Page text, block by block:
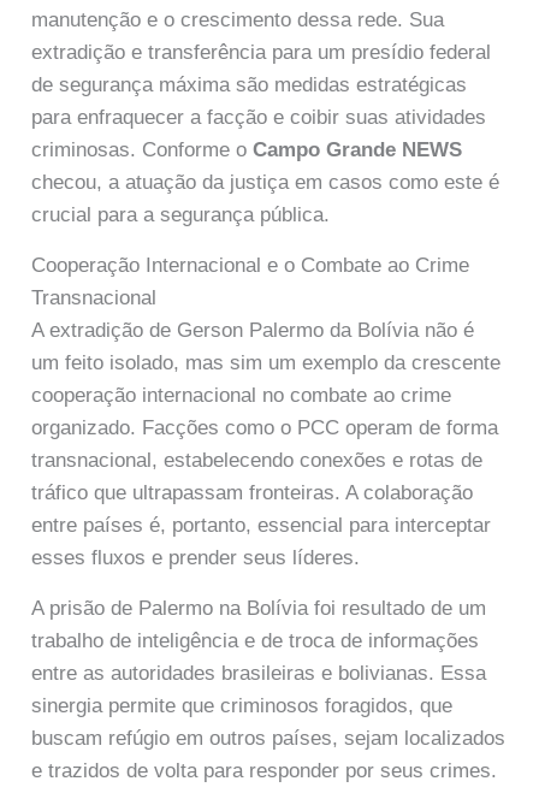
manutenção e o crescimento dessa rede. Sua
extradição e transferência para um presídio federal
de segurança máxima são medidas estratégicas
para enfraquecer a facção e coibir suas atividades
criminosas. Conforme oCampo Grande NEWS
checou, a atuação da justiça em casos como este é
crucial para a segurança pública.
Cooperação Internacional e o Combate ao Crime
Transnacional
A extradição de Gerson Palermo da Bolívia não é
um feito isolado, mas sim um exemplo da crescente
cooperação internacional no combate ao crime
organizado. Facções como o PCC operam de forma
transnacional, estabelecendo conexões e rotas de
tráfico que ultrapassam fronteiras. A colaboração
entre países é, portanto, essencial para interceptar
esses fluxos e prender seus líderes.
A prisão de Palermo na Bolívia foi resultado de um
trabalho de inteligência e de troca de informações
entre as autoridades brasileiras e bolivianas. Essa
sinergia permite que criminosos foragidos, que
buscam refúgio em outros países, sejam localizados
e trazidos de volta para responder por seus crimes.